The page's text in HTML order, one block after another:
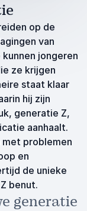
op de
van
jongeren
ze krijgen
staat klaar
hij zijn
generatie Z,
aanhaalt.
problemen
en
de unieke
benut.
generatie